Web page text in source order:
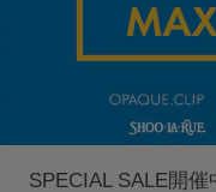
SPECIAL SALE開